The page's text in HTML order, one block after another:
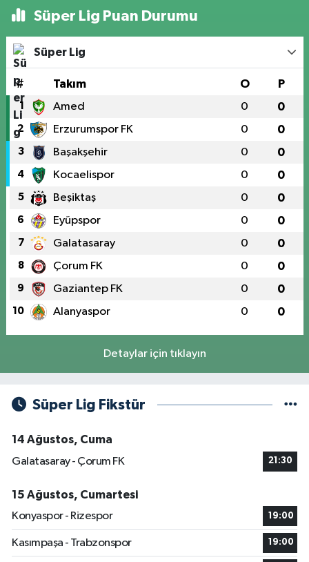
Süper Lig Puan Durumu
Süper Lig
# Takım O P
1 Amed 0 0
2 Erzurumspor FK 0 0
3 Başakşehir 0 0
4 Kocaelispor 0 0
5 Beşiktaş 0 0
6 Eyüpspor 0 0
7 Galatasaray 0 0
8 Çorum FK 0 0
9 Gaziantep FK 0 0
10 Alanyaspor 0 0
Detaylar için tıklayın
Süper Lig Fikstür
14 Ağustos, Cuma
Galatasaray - Çorum FK
21:30
15 Ağustos, Cumartesi
Konyaspor - Rizespor
19:00
Kasımpaşa - Trabzonspor 19:00